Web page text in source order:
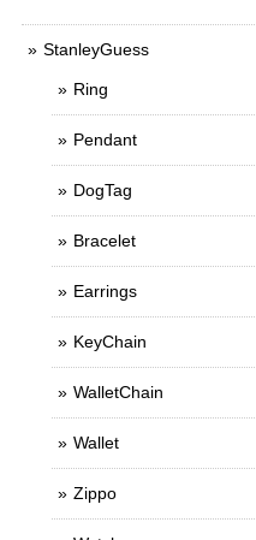
StanleyGuess
Ring
Pendant
DogTag
Bracelet
Earrings
KeyChain
WalletChain
Wallet
Zippo